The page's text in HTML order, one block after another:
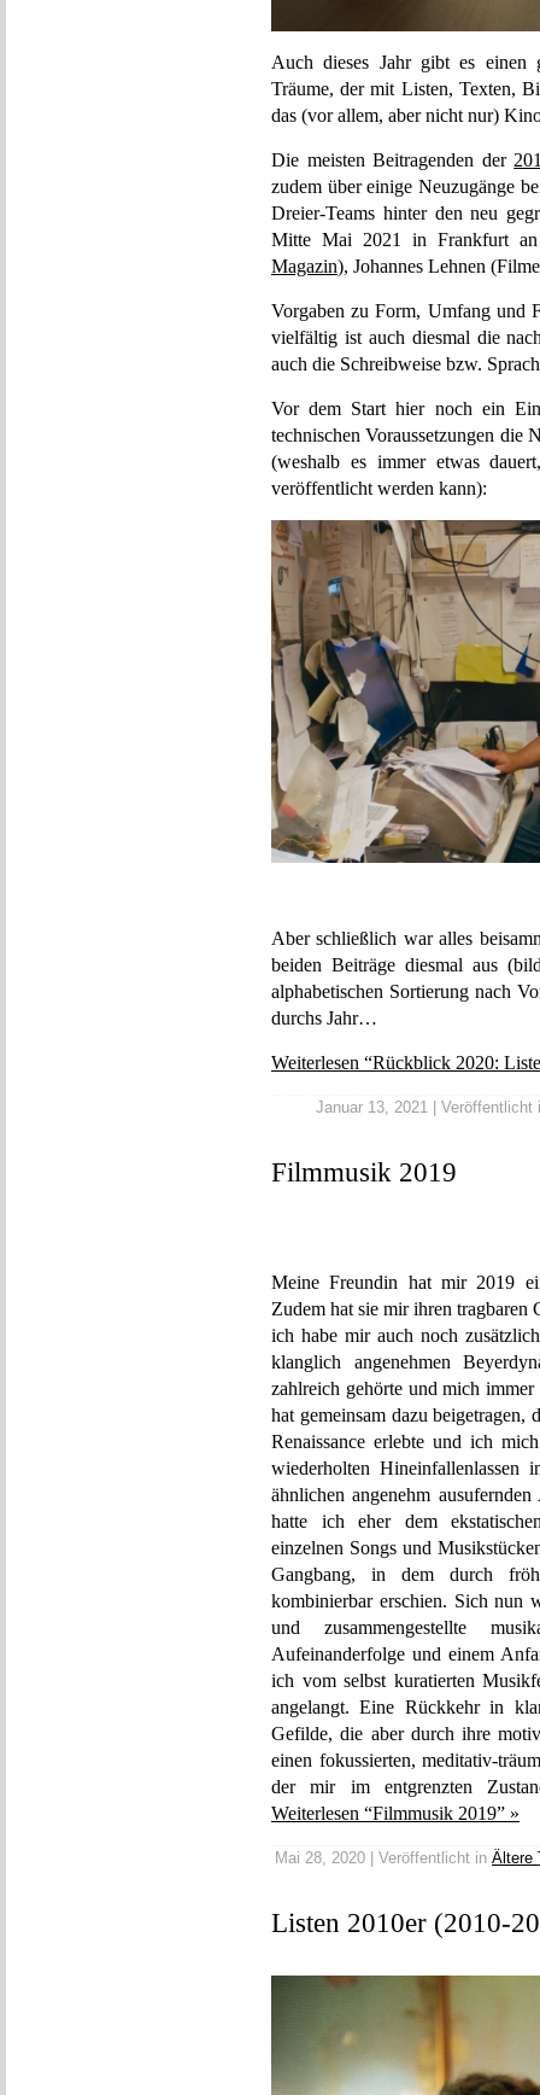
Auch dieses Jahr gibt es einen
Träume, der mit Listen, Texten,
das (vor allem, aber nicht nur)
Die meisten Beitragenden der
zudem über einige Neuzugänge
Dreier-Teams hinter den neu
Mitte Mai 2021 in Frankfurt
Magazin), Johannes Lehnen
Vorgaben zu Form, Umfang und
vielfältig ist auch diesmal die
auch die Schreibweise bzw.
Vor dem Start hier noch ein
technischen Voraussetzungen die
(weshalb es immer etwas
veröffentlicht werden kann):
Aber schließlich war alles
beiden Beiträge diesmal aus
alphabetischen Sortierung nach
durchs Jahr…
Weiterlesen “Rückblick 2020:
Januar 13, 2021 | Veröffentlicht
Filmmusik 2019
Meine Freundin hat mir 2019
Zudem hat sie mir ihren tragbaren
ich habe mir auch noch
klanglich angenehmen
zahlreich gehörte und mich
hat gemeinsam dazu beigetragen,
Renaissance erlebte und ich
wiederholten
ähnlichen angenehm
hatte ich eher dem
einzelnen Songs und
Gangbang, in dem durch
kombinierbar erschien. Sich nun
und zusammengestellte
Aufeinanderfolge und einem
ich vom selbst kuratierten
angelangt. Eine Rückkehr in
Gefilde, die aber durch ihre
einen fokussierten, meditativ-
der mir im entgrenzten
Weiterlesen “Filmmusik 2019” »
Mai 28, 2020 | Veröffentlicht in Ältere
Listen 2010er (2010-